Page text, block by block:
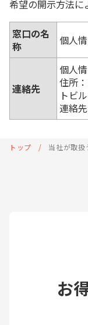
希望の開示方法に
窓口の名
称
個人
連絡先
個人
住所
トビル
連絡
トップ 当社が取扱
お